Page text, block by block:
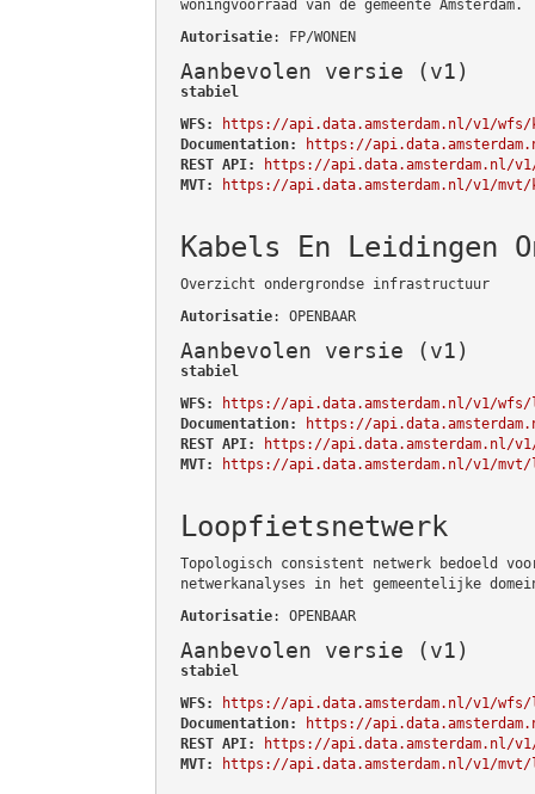
woningvoorraad van de gemeente Amsterdam.
Autorisatie: FP/WONEN
Aanbevolen versie (v1)
stabiel
WFS:
https://api.data.amsterdam.nl/v1/
Documentation:
https://
REST API:
https://api.data.amsterdam.nl/
MVT:
https://api.data.amsterdam.nl/v1/
Kabels En Leidingen
Overzicht ondergrondse infrastructuur
Autorisatie: OPENBAAR
Aanbevolen versie (v1)
stabiel
WFS:
https://api.data.amsterdam.nl/v1/
Documentation:
https://
REST API:
https://api.data.amsterdam.nl/
MVT:
https://api.data.amsterdam.nl/v1/
Loopfietsnetwerk
Topologisch consistent netwerk bedoeld
netwerkanalyses in het gemeentelijke
Autorisatie: OPENBAAR
Aanbevolen versie (v1)
stabiel
WFS:
https://api.data.amsterdam.nl/v1/
Documentation:
https://
REST API:
https://api.data.amsterdam.nl/
MVT:
https://api.data.amsterdam.nl/v1/